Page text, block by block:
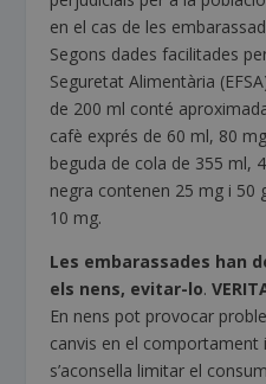
en el cas de les
Segons dades facilitades
Seguretat Alimentària
de 200 ml conté
cafè exprés de 60 ml, 80
beguda de cola de 355 ml,
negra contenen 25 mg i 50
10 mg.
Les embarassades han
els nens, evitar-lo.
En nens pot provocar
canvis en el comportament
s’aconsella limitar el